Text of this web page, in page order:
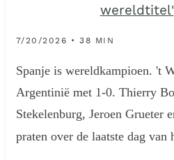
wereldtitel'
7/20/2026 • 38 MIN
Spanje is wereldkampioen. 't
Argentinië met 1-0. Thierry
Stekelenburg, Jeroen Grueter
praten over de laatste dag van